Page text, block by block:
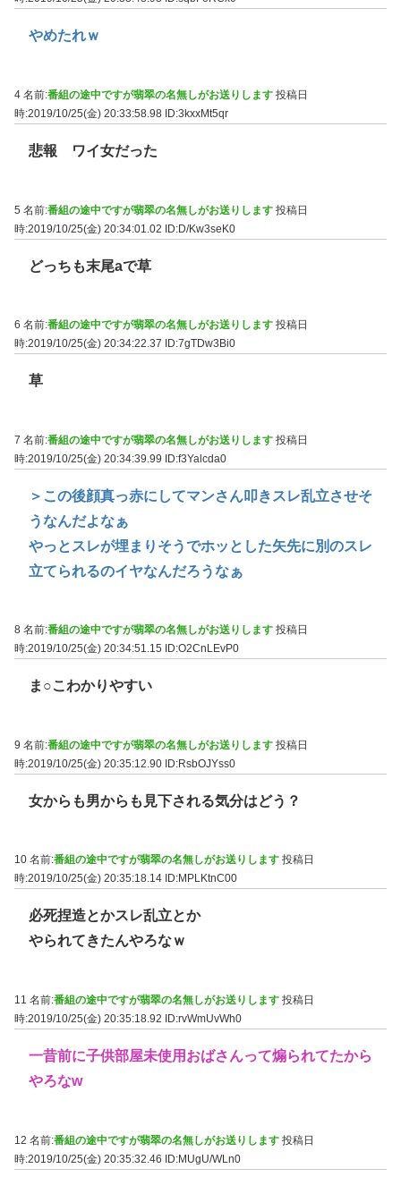
やめたれｗ
4 名前:番組の途中ですが翡翠の名無しがお送りします 投稿日
時:2019/10/25(金) 20:33:58.98 ID:3kxxMt5qr
悲報 ワイ女だった
5 名前:番組の途中ですが翡翠の名無しがお送りします 投稿日
時:2019/10/25(金) 20:34:01.02 ID:D/Kw3seK0
どっちも末尾aで草
6 名前:番組の途中ですが翡翠の名無しがお送りします 投稿日
時:2019/10/25(金) 20:34:22.37
ID:7gTDw3Bi0
草
7 名前:番組の途中ですが翡翠の名無しがお送りします 投稿日
時:2019/10/25(金) 20:34:39.99 ID:f3Yalcda0
＞この後顔真っ赤にしてマンさん叩きスレ乱立させそ
うなんだよなぁ
やっとスレが埋まりそうでホッとした矢先に別のスレ
立てられるのイヤなんだろうなぁ
8 名前:番組の途中ですが翡翠の名無しがお送りします 投稿日
時:2019/10/25(金) 20:34:51.15
ID:O2CnLEvP0
ま○こわかりやすい
9 名前:番組の途中ですが翡翠の名無しがお送りします 投稿日
時:2019/10/25(金) 20:35:12.90 ID:RsbOJYss0
女からも男からも見下される気分はどう？
10 名前:番組の途中ですが翡翠の名無しがお送りします 投稿日
時:2019/10/25(金) 20:35:18.14 ID:MPLKtnC00
必死捏造とかスレ乱立とか
やられてきたんやろなｗ
11 名前:番組の途中ですが翡翠の名無しがお送りします 投稿日
時:2019/10/25(金) 20:35:18.92
ID:rvWmUvWh0
一昔前に子供部屋未使用おばさんって煽られてたから
やろなw
12 名前:番組の途中ですが翡翠の名無しがお送りします 投稿日
時:2019/10/25(金) 20:35:32.46 ID:MUgU/WLn0